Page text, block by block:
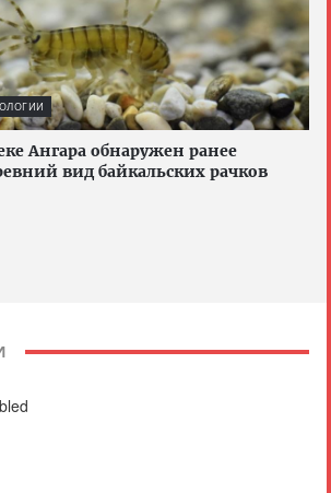
Ангара обнаружен ранее
вид байкальских рачков